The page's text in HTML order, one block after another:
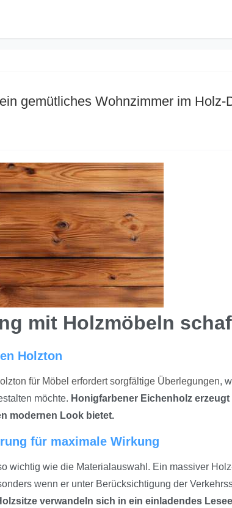
gemütliches Wohnzimmer im Holz-
mit Holzmöbeln
Holzton
für Möbel erfordert sorgfältige Überlegungen,
möchte. Honigfarbener Eichenholz
modernen Look bietet.
für maximale Wirkung
wichtig wie die Materialauswahl. Ein massiver
wenn er unter Berücksichtigung der
verwandeln sich in ein einladendes